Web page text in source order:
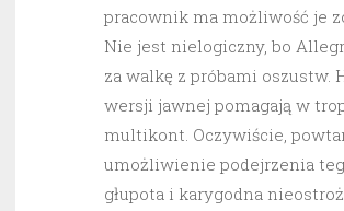
pracownik ma możliwość je
Nie jest nielogiczny, bo
za walkę z próbami oszustw.
wersji jawnej pomagają w
multikont. Oczywiście,
umożliwienie podejrzenia
głupota i karygodna